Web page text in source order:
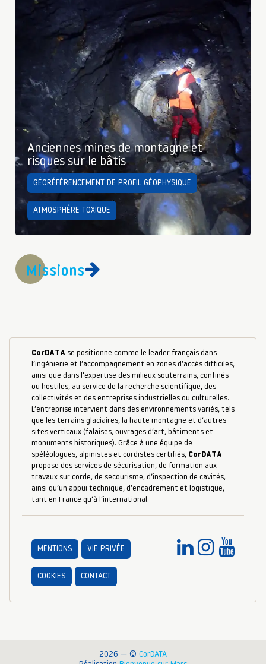
Anciennes mines de montagne et
risques sur le bâtis
GÉORÉFÉRENCEMENT DE PROFIL GÉOPHYSIQUE
ATMOSPHÈRE TOXIQUE
Missions
CorDATA se positionne comme le leader français dans
l’ingénierie et l’accompagnement en zones d’accès difficiles,
ainsi que dans l’expertise des milieux souterrains, confinés
ou hostiles, au service de la recherche scientifique, des
collectivités et des entreprises industrielles ou culturelles.
L’entreprise intervient dans des environnements variés, tels
que les terrains glaciaires, la haute montagne et d’autres
sites verticaux (falaises, ouvrages d’art, bâtiments et
monuments historiques). Grâce à une équipe de
spéléologues, alpinistes et cordistes certifiés, CorDATA
propose des services de sécurisation, de formation aux
travaux sur corde, de secourisme, d’inspection de cavités,
ainsi qu’un appui technique, d’encadrement et logistique,
tant en France qu’à l’international.
MENTIONS VIE PRIVÉE
COOKIES CONTACT
2026 — © CorDATA